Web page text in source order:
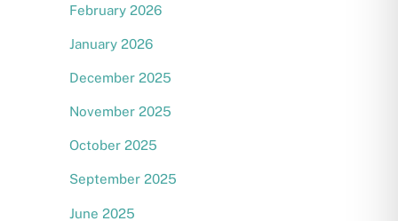
February 2026
January 2026
December 2025
November 2025
October 2025
September 2025
June 2025